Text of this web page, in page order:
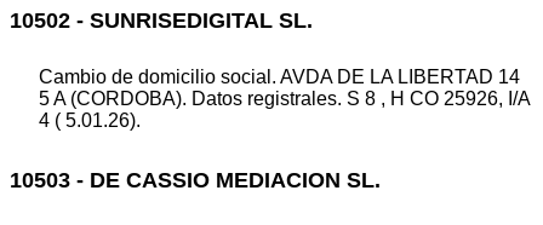
10502 - SUNRISEDIGITAL SL.
Cambio de domicilio social. AVDA DE LA LIBERTAD 14
5 A (CORDOBA). Datos registrales. S 8 , H CO 25926, I/A
4 ( 5.01.26).
10503 - DE CASSIO MEDIACION SL.